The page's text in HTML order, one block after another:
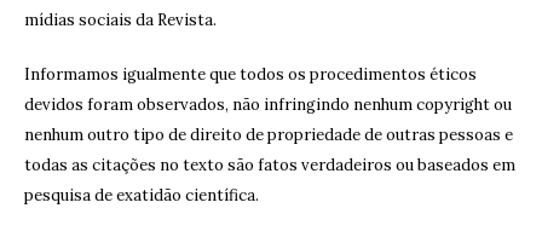
mídias sociais da Revista.
Informamos igualmente que todos os procedimentos éticos
devidos foram observados, não infringindo nenhum copyright ou
nenhum outro tipo de direito de propriedade de outras pessoas e
todas as citações no texto são fatos verdadeiros ou baseados em
pesquisa de exatidão científica.